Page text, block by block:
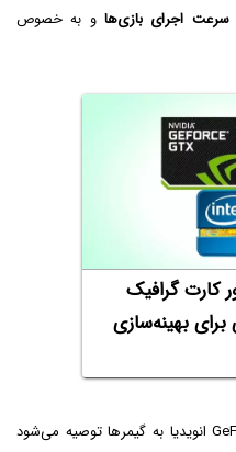
سرعت اجرای بازی‌ها و به خصوص
کارت گرافیک
برای بهینه‌سازی
نصب کردن اپلیکیشن GeForce Experience انویدیا به گیمرها توصیه می‌شود